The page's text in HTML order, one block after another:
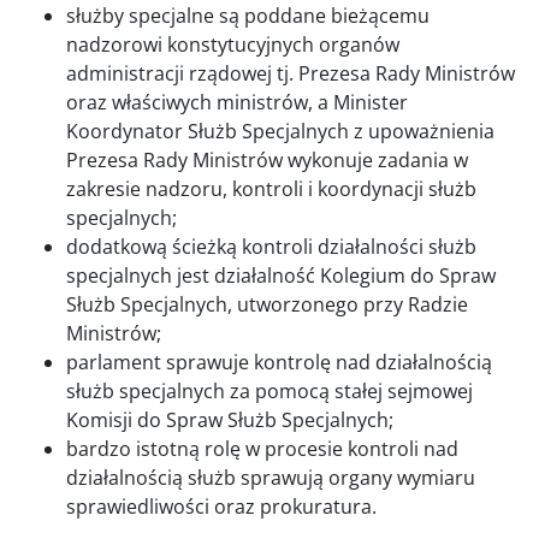
służby specjalne są poddane bieżącemu
nadzorowi konstytucyjnych organów
administracji rządowej tj. Prezesa Rady Ministrów
oraz właściwych ministrów, a Minister
Koordynator Służb Specjalnych z upoważnienia
Prezesa Rady Ministrów wykonuje zadania w
zakresie nadzoru, kontroli i koordynacji służb
specjalnych;
dodatkową ścieżką kontroli działalności służb
specjalnych jest działalność Kolegium do Spraw
Służb Specjalnych, utworzonego przy Radzie
Ministrów;
parlament sprawuje kontrolę nad działalnością
służb specjalnych za pomocą stałej sejmowej
Komisji do Spraw Służb Specjalnych;
bardzo istotną rolę w procesie kontroli nad
działalnością służb sprawują organy wymiaru
sprawiedliwości oraz prokuratura.